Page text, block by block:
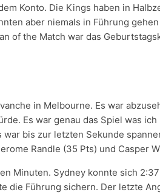
Konto. Die Kings haben in
aber niemals in Führung
of the Match war das
in Melbourne. Es war
Es war genau das Spiel was
bis zur letzten Sekunde
Randle (35 Pts) und Casper
Minuten. Sydney konnte sich
die Führung sichern. Der letzte